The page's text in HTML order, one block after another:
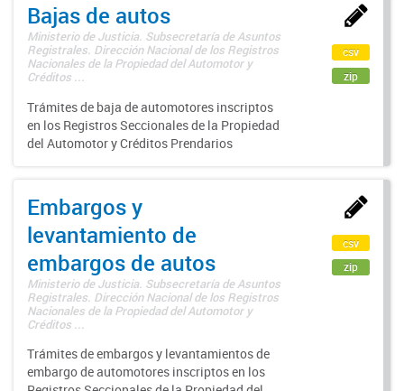
Bajas de autos
Ministerio de Justicia. Subsecretaría de Asuntos
Registrales. Dirección Nacional de los Registros
Nacionales de la Propiedad del Automotor y
Créditos ...
Trámites de baja de automotores inscriptos
en los Registros Seccionales de la Propiedad
del Automotor y Créditos Prendarios
csv
zip
Embargos y
levantamiento de
embargos de autos
Ministerio de Justicia. Subsecretaría de Asuntos
Registrales. Dirección Nacional de los Registros
Nacionales de la Propiedad del Automotor y
Créditos ...
Trámites de embargos y levantamientos de
embargo de automotores inscriptos en los
csv
zip